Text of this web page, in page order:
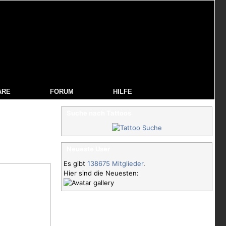
FORUM HILFE
Es gibt 138675 Mitglieder.
Hier sind die Neuesten: